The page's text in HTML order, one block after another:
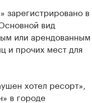
в
вид
или арендованным
и прочих мест для
хотел ресорт»,
в городе